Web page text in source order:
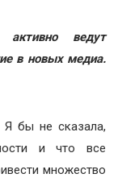
ведут
в новых медиа.
Я бы не сказала,
и что все
множество